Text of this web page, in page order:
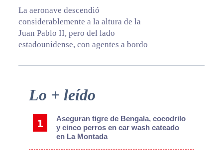
La aeronave descendió
considerablemente a la altura de la
Juan Pablo II, pero del lado
estadounidense, con agentes a bordo
Primary
Lo + leído
Aseguran tigre de Bengala, cocodrilo
y cinco perros en car wash cateado
en La Montada